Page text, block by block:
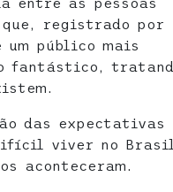
registrado por
público mais
fantástico,
das expectativas
viver no Brasil
aconteceram.